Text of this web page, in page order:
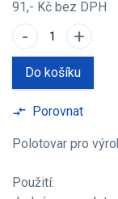
91,- Kč bez DPH
- +
Do košíku
compare_arrows Porovnat
Polotovar pro
Použití: